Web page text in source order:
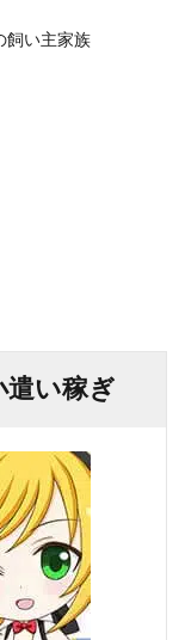
飼い主家族
い稼ぎ